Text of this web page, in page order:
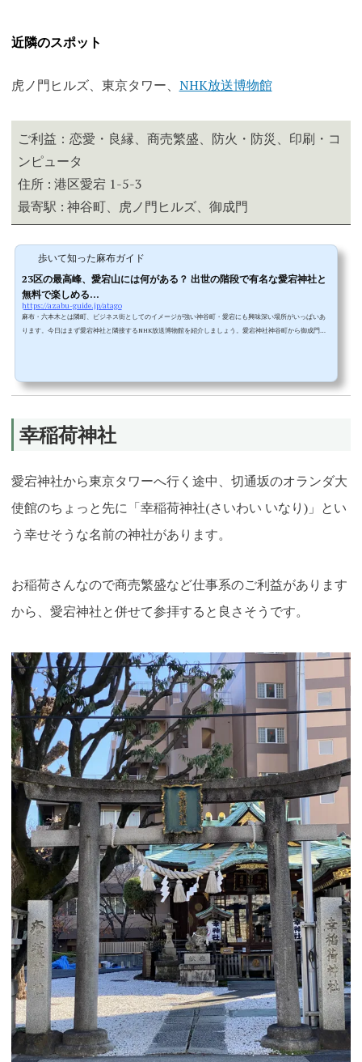
近隣のスポット
虎ノ門ヒルズ、東京タワー、 NHK放送博物館
ご利益：恋愛・良縁、商売繁盛、防火・防災、印刷・コ
ンピュータ
住所 : 港区愛宕 1-5-3
最寄駅 : 神谷町、虎ノ門ヒルズ、御成門
歩いて知った麻布ガイド
23区の最高峰、愛宕山には何がある？ 出世の階段で有名な愛宕神社と
無料で楽しめる...
https://azabu-guide.jp/atago
麻布・六本木とは隣町、ビジネス街としてのイメージが強い神谷町・愛宕にも興味深い場所がいっぱいあ
ります。今日はまず愛宕神社と隣接するNHK放送博物館を紹介しましょう。愛宕神社神谷町から御成門の
幸稲荷神社
愛宕神社から東京タワーへ行く途中、切通坂のオランダ大
使館のちょっと先に「幸稲荷神社(さいわい いなり)」とい
う幸せそうな名前の神社があります。
お稲荷さんなので商売繁盛など仕事系のご利益があります
から、愛宕神社と併せて参拝すると良さそうです。